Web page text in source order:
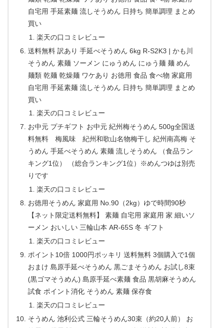
自宅用 手延素麺 流しそうめん 日持ち 簡単調理 まとめ
買い
楽天の口コミレビュー
送料無料 訳あり 手延べそうめん 6kg R-S2K3 | かも川
そうめん 素麺 ソーメン にゅうめん にゅう麺 麺 めん
麺類 乾麺 乾燥麺 ワケあり お徳用 食品 食べ物 家庭用
自宅用 手延素麺 流しそうめん 日持ち 簡単調理 まとめ
買い
楽天の口コミレビュー
お中元 プチギフト お中元 紀州梅そうめん 500g全国送
料無料 梅風味 紀州和歌山名物梅干し 紀州南高梅 そ
うめん 手延べそうめん 素麺 流しそうめん （食品ラン
キング1位） （総合ランキング1位）※めんつゆは別売
りです
楽天の口コミレビュー
お徳用そうめん 家庭用 No.90（2kg）ゆで時間90秒
【ネット限定送料無料】 素麺 自宅用 家庭用 家 細いソ
ーメン おいしい 三輪山本 AR-65S 冬 ギフト
楽天の口コミレビュー
ポイント10倍 1000円ポッキリ 送料無料 3個購入で1個
おまけ 島原手延べそうめん 黒ごまそうめん お試し8束
(黒ゴマそうめん) 島原手延べ素麺 食品 黒胡麻そうめん
試食 ポイント消化 そうめん 素麺 保存食
楽天の口コミレビュー
そうめん 池利公式 三輪そうめん30束（約20人前） お